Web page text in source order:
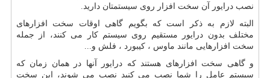
نصب درایور آن سخت افزار روی سیستمتان دارید.
البته لازم به ذکر است که بگویم گاهی اوقات سخت افزارهای
مختلف بدون درایور مستقیم روی سیستم کار می کنند، از جمله
سخت افزارهایی مانند ماوس ، کیبورد ، فلش و...
و گاهی سخت افزارهای هستند که درایور آنها در همان زمان که
سیستم عامل را شما نصب می کنید نصب می شوند، این سخت